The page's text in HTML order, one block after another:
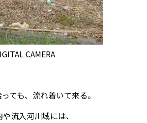
CAMERA
ても、流れ着いて来る。
流入河川域には、